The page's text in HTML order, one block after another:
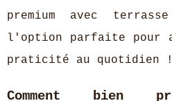
premium avec
l'option parfaite pour
praticité au quotidien !
Comment bien